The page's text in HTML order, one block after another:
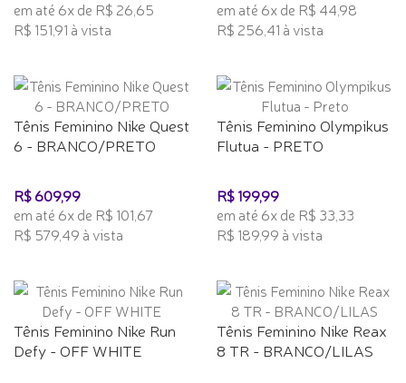
em até 6x de R$ 26,65
R$ 151,91 à vista
em até 6x de R$ 44,98
R$ 256,41 à vista
Tênis Feminino Nike Quest
6 - BRANCO/PRETO
R$ 609,99
em até 6x de R$ 101,67
R$ 579,49 à vista
Tênis Feminino Olympikus
Flutua - PRETO
R$ 199,99
em até 6x de R$ 33,33
R$ 189,99 à vista
Tênis Feminino Nike Run
Defy - OFF WHITE
Tênis Feminino Nike Reax
8 TR - BRANCO/LILAS